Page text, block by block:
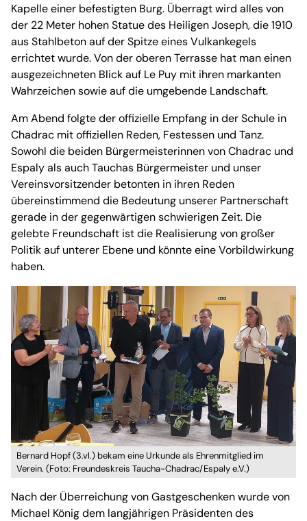
Kapelle einer befestigten Burg. Überragt wird alles von
der 22 Meter hohen Statue des Heiligen Joseph, die 1910
aus Stahlbeton auf der Spitze eines Vulkankegels
errichtet wurde. Von der oberen Terrasse hat man einen
ausgezeichneten Blick auf Le Puy mit ihren markanten
Wahrzeichen sowie auf die umgebende Landschaft.
Am Abend folgte der offizielle Empfang in der Schule in
Chadrac mit offiziellen Reden, Festessen und Tanz.
Sowohl die beiden Bürgermeisterinnen von Chadrac und
Espaly als auch Tauchas Bürgermeister und unser
Vereinsvorsitzender betonten in ihren Reden
übereinstimmend die Bedeutung unserer Partnerschaft
gerade in der gegenwärtigen schwierigen Zeit. Die
gelebte Freundschaft ist die Realisierung von großer
Politik auf unterer Ebene und könnte eine Vorbildwirkung
haben.
Bernard Hopf (3.vl.) bekam eine Urkunde als Ehrenmitglied im
Verein. (Foto: Freundeskreis Taucha-Chadrac/Espaly e.V.)
Nach der Überreichung von Gastgeschenken wurde von
Michael König dem langjährigen Präsidenten des